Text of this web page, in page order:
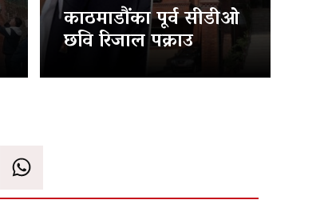
काठमाडौंका पूर्व सीडीओ
छवि रिजाल पक्राउ